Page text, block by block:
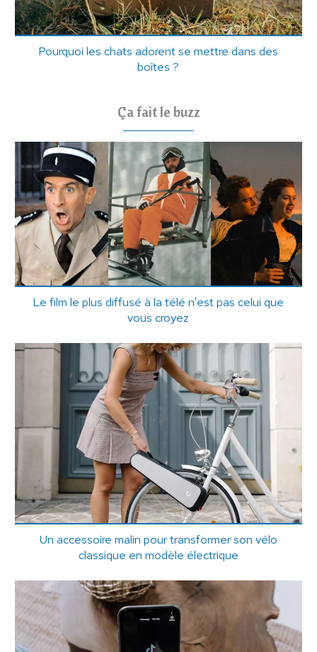
Pourquoi les chats adorent se mettre dans des
boîtes ?
Ça fait le buzz
Le film le plus diffusé à la télé n'est pas celui que
vous croyez
Un accessoire malin pour transformer son vélo
classique en modèle électrique